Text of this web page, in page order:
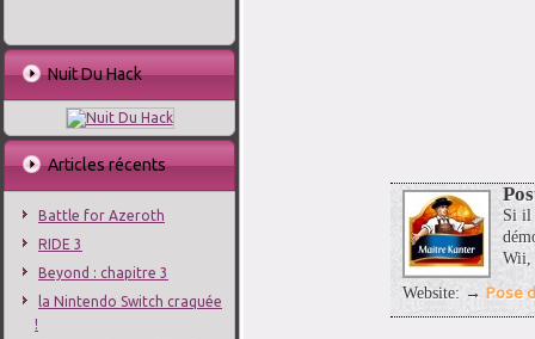
Nuit Du Hack
Articles récents
Battle for Azeroth
RIDE 3
Beyond : chapitre 3
la Nintendo Switch craquée
!
Si il
Wii,
Website: → Pose